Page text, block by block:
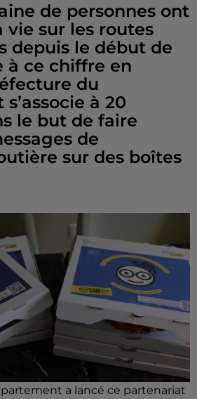
de personnes ont
vie sur les routes
depuis le début de
à ce chiffre en
du
à 20
le but de faire
de
sur des boîtes
a lancé ce partenariat